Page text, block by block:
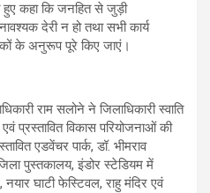
हुए कहा कि जनहित से जुड़ी
देरी न हो तथा सभी कार्य
के अनुरूप पूरे किए जाएं।
राम सलोने ने जिलाधिकारी स्वाति
प्रस्तावित विकास परियोजनाओं की
एडवेंचर पार्क, डॉ. भीमराव
पुस्तकालय, इंडोर स्टेडियम में
नयार घाटी फेस्टिवल, राहु मंदिर एवं